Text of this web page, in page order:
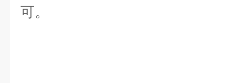
可。